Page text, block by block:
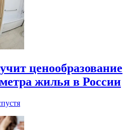
ценообразование
жилья в России